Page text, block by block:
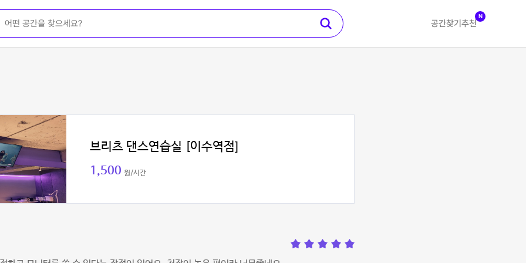
공간찾기 추천
N
브리츠 댄스연습실 [이수역점]
1,500 원/시간